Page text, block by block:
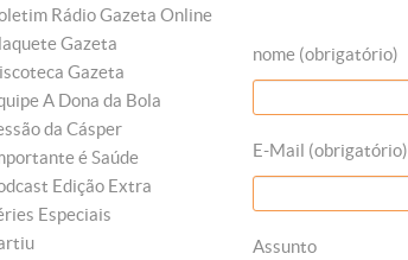
Rádio Gazeta Online
Gazeta
Gazeta
A Dona da Bola
da Cásper
é Saúde
Edição Extra
Especiais
nome (obrigatório)
E-Mail (obrigatório)
Assunto